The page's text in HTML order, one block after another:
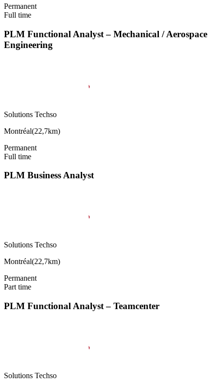
Permanent
Full time
PLM Functional Analyst – Mechanical / Aerospace
Engineering
Solutions Techso
Montréal(22,7km)
Permanent
Full time
PLM Business Analyst
Solutions Techso
Montréal(22,7km)
Permanent
Part time
PLM Functional Analyst – Teamcenter
Solutions Techso